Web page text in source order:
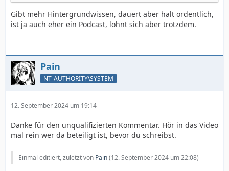
Gibt mehr Hintergrundwissen, dauert aber halt ordentlich,
ist ja auch eher ein Podcast, lohnt sich aber trotzdem.
Pain
NT-AUTHORITY\SYSTEM
12. September 2024 um 19:14
Danke für den unqualifizierten Kommentar. Hör in das Video
mal rein wer da beteiligt ist, bevor du schreibst.
Einmal editiert, zuletzt von Pain(12. September 2024 um 22:08)